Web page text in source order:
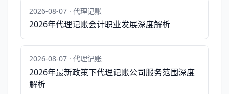
2026-08-07 · 代理记账
2026年代理记账会计职业发展深度解析
2026-08-07 · 代理记账
2026年最新政策下代理记账公司服务范围深度
解析